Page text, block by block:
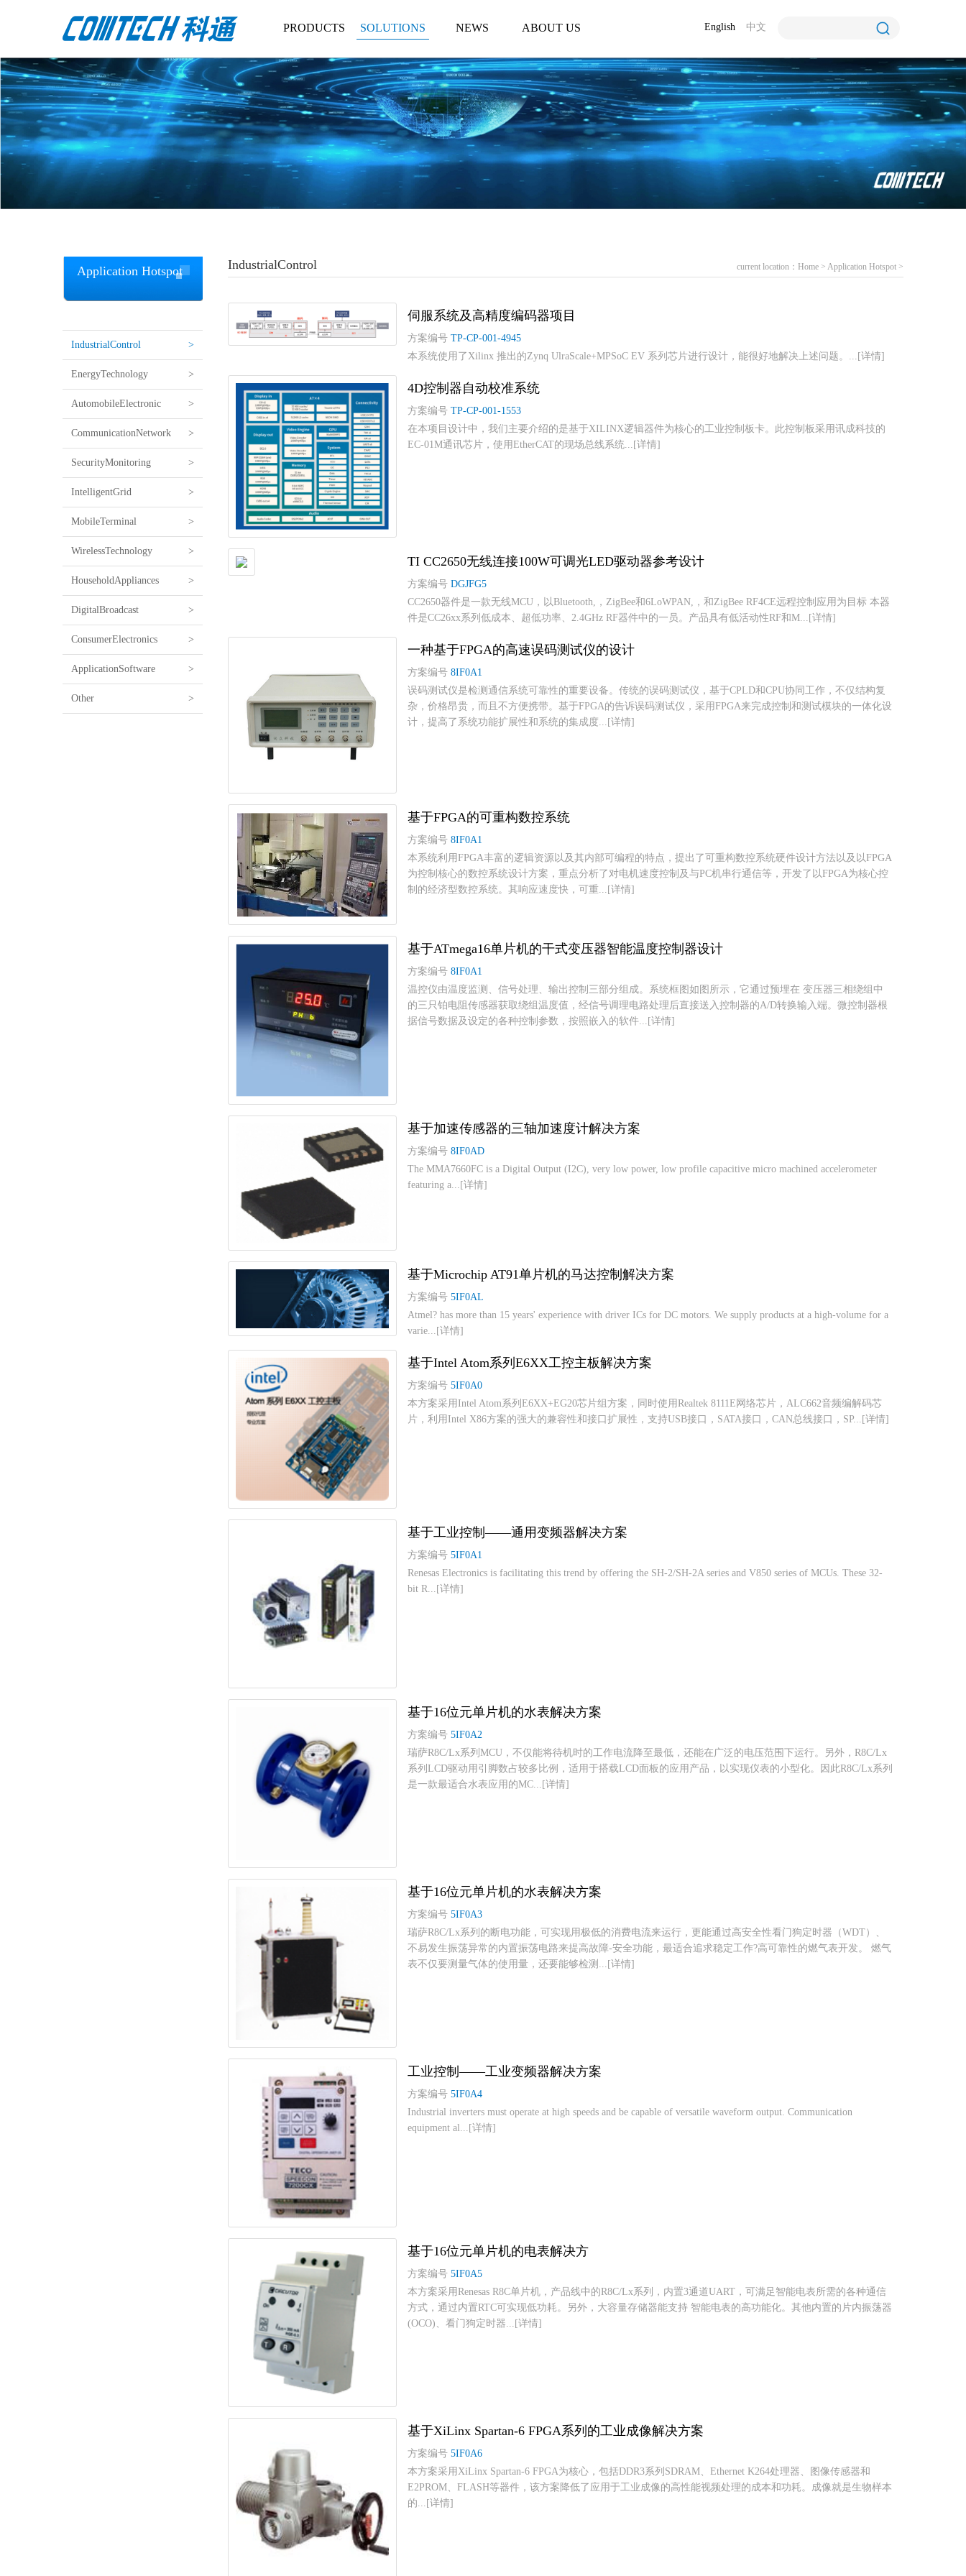
PRODUCTS SOLUTIONS NEWS ABOUT US English 中文
Application Hotspot
IndustrialControl >
EnergyTechnology >
AutomobileElectronic >
CommunicationNetwork >
SecurityMonitoring >
IntelligentGrid >
MobileTerminal >
WirelessTechnology >
HouseholdAppliances >
DigitalBroadcast >
ConsumerElectronics >
ApplicationSoftware >
Other >
IndustrialControl current location： Home > Application Hotspot >
伺服系统及高精度编码器项目
方案编号 TP-CP-001-4945
本系统使用了Xilinx 推出的Zynq UlraScale+MPSoC EV 系列芯片进行设计，能很好地解决上述问题。...[详情]
4D控制器自动校准系统
方案编号 TP-CP-001-1553
在本项目设计中，我们主要介绍的是基于XILINX逻辑器件为核心的工业控制板卡。此控制板采用讯成科技的
EC-01M通讯芯片，使用EtherCAT的现场总线系统...[详情]
TI CC2650无线连接100W可调光LED驱动器参考设计
方案编号 DGJFG5
CC2650器件是一款无线MCU，以Bluetooth,，ZigBee和6LoWPAN,，和ZigBee RF4CE远程控制应用为目标 本器
件是CC26xx系列低成本、超低功率、2.4GHz RF器件中的一员。产品具有低活动性RF和M...[详情]
一种基于FPGA的高速误码测试仪的设计
方案编号 8IF0A1
误码测试仪是检测通信系统可靠性的重要设备。传统的误码测试仪，基于CPLD和CPU协同工作，不仅结构复
杂，价格昂贵，而且不方便携带。基于FPGA的告诉误码测试仪，采用FPGA来完成控制和测试模块的一体化设
计，提高了系统功能扩展性和系统的集成度...[详情]
基于FPGA的可重构数控系统
方案编号 8IF0A1
本系统利用FPGA丰富的逻辑资源以及其内部可编程的特点，提出了可重构数控系统硬件设计方法以及以FPGA
为控制核心的数控系统设计方案，重点分析了对电机速度控制及与PC机串行通信等，开发了以FPGA为核心控
制的经济型数控系统。其响应速度快，可重...[详情]
基于ATmega16单片机的干式变压器智能温度控制器设计
方案编号 8IF0A1
温控仪由温度监测、信号处理、输出控制三部分组成。系统框图如图所示，它通过预埋在 变压器三相绕组中
的三只铂电阻传感器获取绕组温度值，经信号调理电路处理后直接送入控制器的A/D转换输入端。微控制器根
据信号数据及设定的各种控制参数，按照嵌入的软件...[详情]
基于加速传感器的三轴加速度计解决方案
方案编号 8IF0AD
The MMA7660FC is a Digital Output (I2C), very low power, low profile capacitive micro machined accelerometer
featuring a...[详情]
基于Microchip AT91单片机的马达控制解决方案
方案编号 5IF0AL
Atmel? has more than 15 years' experience with driver ICs for DC motors. We supply products at a high-volume for a
varie...[详情]
基于Intel Atom系列E6XX工控主板解决方案
方案编号 5IF0A0
本方案采用Intel Atom系列E6XX+EG20芯片组方案，同时使用Realtek 8111E网络芯片，ALC662音频编解码芯
片，利用Intel X86方案的强大的兼容性和接口扩展性，支持USB接口，SATA接口，CAN总线接口，SP...[详情]
基于工业控制——通用变频器解决方案
方案编号 5IF0A1
Renesas Electronics is facilitating this trend by offering the SH-2/SH-2A series and V850 series of MCUs. These 32-
bit R...[详情]
基于16位元单片机的水表解决方案
方案编号 5IF0A2
瑞萨R8C/Lx系列MCU，不仅能将待机时的工作电流降至最低，还能在广泛的电压范围下运行。另外，R8C/Lx
系列LCD驱动用引脚数占较多比例，适用于搭载LCD面板的应用产品，以实现仪表的小型化。因此R8C/Lx系列
是一款最适合水表应用的MC...[详情]
基于16位元单片机的水表解决方案
方案编号 5IF0A3
瑞萨R8C/Lx系列的断电功能，可实现用极低的消费电流来运行，更能通过高安全性看门狗定时器（WDT）、
不易发生振荡异常的内置振荡电路来提高故障-安全功能，最适合追求稳定工作?高可靠性的燃气表开发。 燃气
表不仅要测量气体的使用量，还要能够检测...[详情]
工业控制——工业变频器解决方案
方案编号 5IF0A4
Industrial inverters must operate at high speeds and be capable of versatile waveform output. Communication
equipment al...[详情]
基于16位元单片机的电表解决方
方案编号 5IF0A5
本方案采用Renesas R8C单片机，产品线中的R8C/Lx系列，内置3通道UART，可满足智能电表所需的各种通信
方式，通过内置RTC可实现低功耗。另外，大容量存储器能支持 智能电表的高功能化。其他内置的片内振荡器
(OCO)、看门狗定时器...[详情]
基于XiLinx Spartan-6 FPGA系列的工业成像解决方案
方案编号 5IF0A6
本方案采用XiLinx Spartan-6 FPGA为核心，包括DDR3系列SDRAM、Ethernet K264处理器、图像传感器和
E2PROM、FLASH等器件，该方案降低了应用于工业成像的高性能视频处理的成本和功耗。成像就是生物样本
的...[详情]